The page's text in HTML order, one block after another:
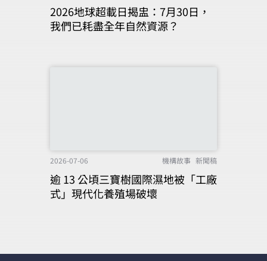
2026地球超載日揭盅：7月30日，
我們已耗盡全年自然資源？
2026-07-06 機構故事 新聞稿
逾 13 公頃三寶樹國際濕地被「工廠
式」現代化養殖場破壞